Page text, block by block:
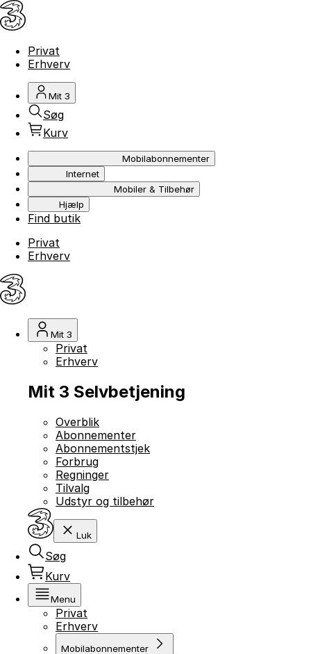
Privat
Erhverv
Mit 3
Søg
Kurv
Mobilabonnementer
Internet
Mobiler & Tilbehør
Hjælp
Find butik
Privat
Erhverv
Mit 3
Privat
Erhverv
Mit 3 Selvbetjening
Overblik
Abonnementer
Abonnementstjek
Forbrug
Regninger
Tilvalg
Udstyr og tilbehør
Luk
Søg
Kurv
Menu
Privat
Erhverv
Mobilabonnementer